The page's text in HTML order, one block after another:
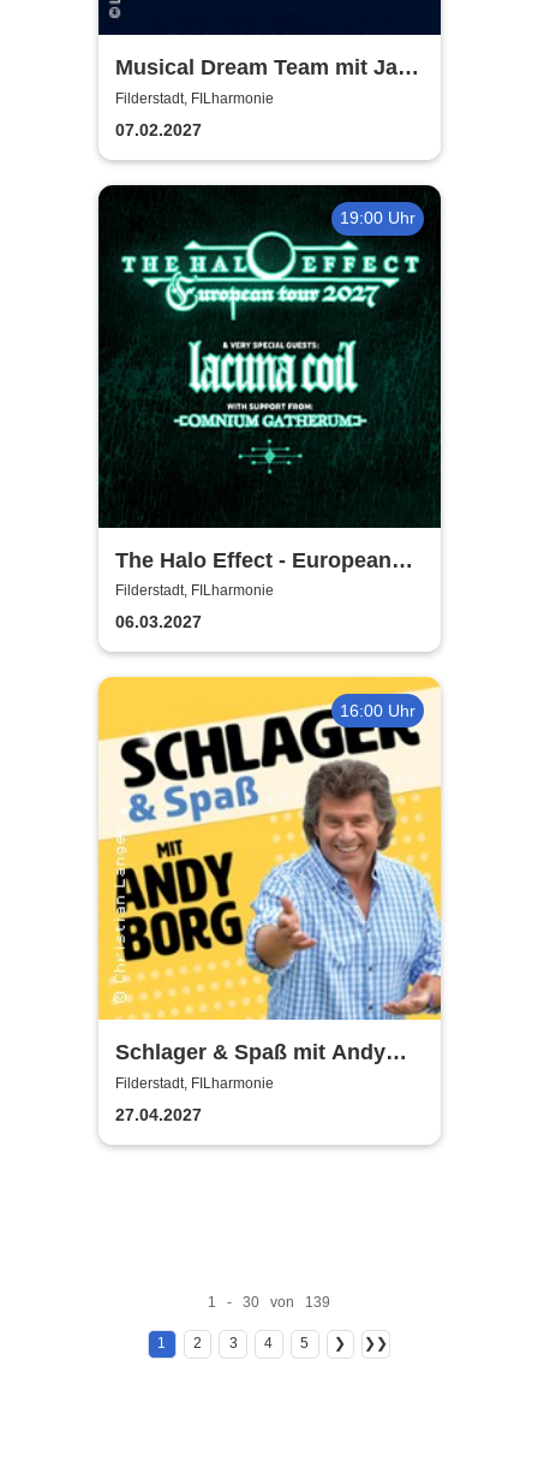
Musical Dream Team mit Jan
Ammann, Kevin Tarte, Oedo
Kuipers
Filderstadt, FILharmonie
07.02.2027
19:00 Uhr
The Halo Effect - European
Tour 2027
Filderstadt, FILharmonie
06.03.2027
16:00 Uhr
Schlager & Spaß mit Andy
Borg und Gästen
Filderstadt, FILharmonie
27.04.2027
1 - 30 von 139
1 2 3 4 5 ❯ ❯❯